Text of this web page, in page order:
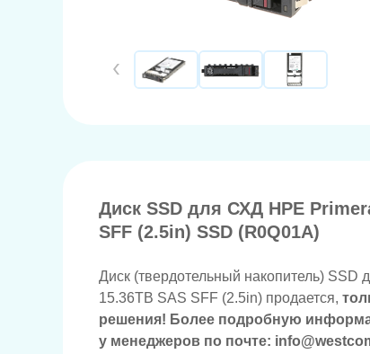
Диск SSD для СХД HPE
SFF (2.5in) SSD (R0Q01A)
Диск (твердотельный накопитель)
15.36TB SAS SFF (2.5in) продается,
решения! Более подробную
у менеджеров по почте: